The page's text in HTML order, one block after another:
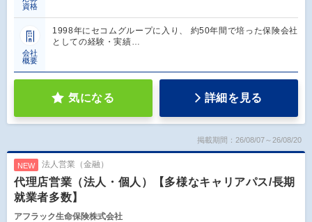
資格
会社
概要
1998年にセコムグループに入り、 約50年間で培った保険会社
としての経験・実績…
気になる 詳細を見る
掲載期間：26/08/07～26/08/20
NEW 法人営業（金融）
代理店営業（法人・個人）【多様なキャリアパス/長期
就業者多数】
アフラック生命保険株式会社